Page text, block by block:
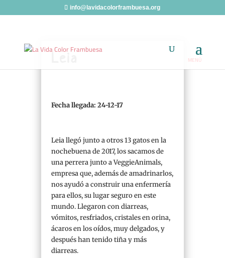
info@lavidacolorframbuesa.org
Fecha llegada: 24-12-17
Leia llegó junto a otros 13 gatos en la
nochebuena de 2017, los sacamos de
una perrera junto a VeggieAnimals,
empresa que, además de amadrinarlos,
nos ayudó a construir una enfermería
para ellos, su lugar seguro en este
mundo. Llegaron con diarreas,
vómitos, resfriados, cristales en orina,
ácaros en los oídos, muy delgados, y
después han tenido tiña y más
diarreas.